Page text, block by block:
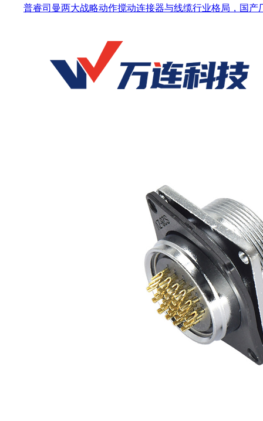
普睿司曼两大战略动作搅动连接器与线缆行业格局，国